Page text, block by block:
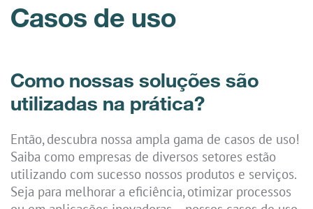
Casos de uso
Como nossas soluções são
utilizadas na prática?
Então, descubra nossa ampla gama de casos de uso!
Saiba como empresas de diversos setores estão
utilizando com sucesso nossos produtos e serviços.
Seja para melhorar a eficiência, otimizar processos